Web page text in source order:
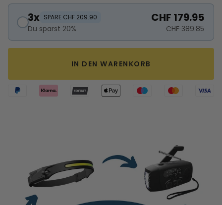
3x SPARE CHF 209.90
Du sparst 20%
CHF 179.95
CHF 389.85
IN DEN WARENKORB